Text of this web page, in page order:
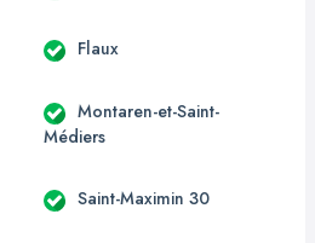
Flaux
Montaren-et-Saint-
Médiers
Saint-Maximin 30